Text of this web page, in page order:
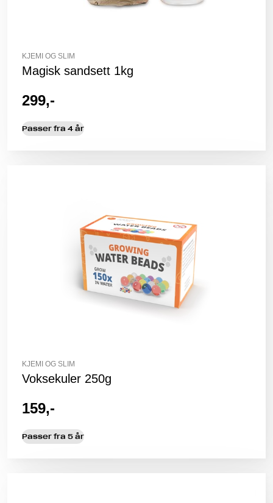
KJEMI OG SLIM
Magisk sandsett 1kg
299,-
Passer fra 4 år
KJEMI OG SLIM
Voksekuler 250g
159,-
Passer fra 5 år